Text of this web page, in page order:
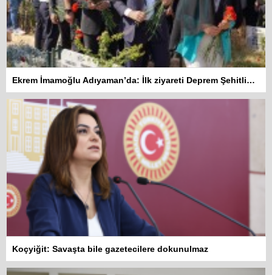
Ekrem İmamoğlu Adıyaman’da: İlk ziyareti Deprem Şehitliğine
Koçyiğit: Savaşta bile gazetecilere dokunulmaz